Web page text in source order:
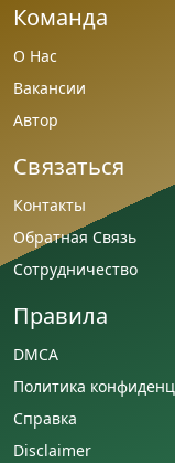
Команда
О Нас
Вакансии
Автор
Связаться
Контакты
Обратная Связь
Сотрудничество
Правила
DMCA
Политика
Справка
Disclaimer